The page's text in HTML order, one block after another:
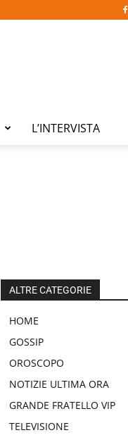
L’INTERVISTA
ALTRE CATEGORIE
HOME
GOSSIP
OROSCOPO
NOTIZIE ULTIMA ORA
GRANDE FRATELLO VIP
TELEVISIONE